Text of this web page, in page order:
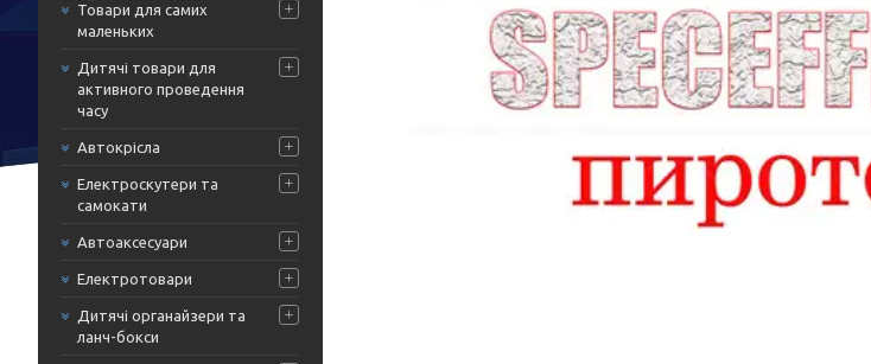
Товари для самих
маленьких
Дитячі товари для
активного проведення
часу
Автокрісла
Електроскутери та
самокати
Автоаксесуари
Електротовари
Дитячі органайзери та
ланч-бокси